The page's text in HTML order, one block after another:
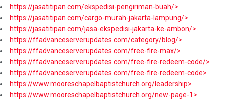
https://jasatitipan.com/ekspedisi-pengiriman-buah/>
https://jasatitipan.com/cargo-murah-jakarta-lampung/>
https://jasatitipan.com/jasa-ekspedisi-jakarta-ke-ambon/>
https://ffadvanceserverupdates.com/category/blog/>
https://ffadvanceserverupdates.com/free-fire-max/>
https://ffadvanceserverupdates.com/free-fire-redeem-code/>
https://ffadvanceserverupdates.com/free-fire-redeem-code>
https://www.mooreschapelbaptistchurch.org/leadership>
https://www.mooreschapelbaptistchurch.org/new-page-1>